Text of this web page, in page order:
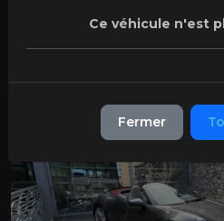
Ce véhicule n'est
Fermer